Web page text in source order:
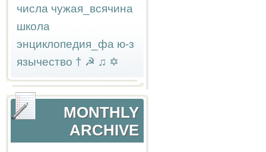
числа чужая_всячина
школа
энциклопедия_фа ю-з
язычество † ☭ ♫ ✡
MONTHLY
ARCHIVE